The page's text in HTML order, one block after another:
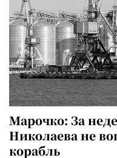
Марочко: За
Николаева не
корабль